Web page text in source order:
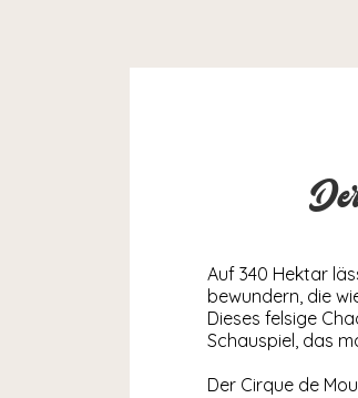
Auf 340 Hektar
bewundern, die
Dieses felsige
Schauspiel, das
Der Cirque de